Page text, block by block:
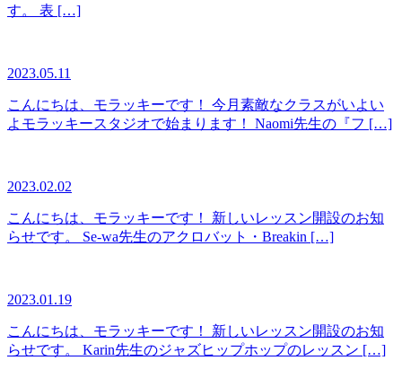
す。 表 […]
2023.05.11
こんにちは、モラッキーです！ 今月素敵なクラスがいよい
よモラッキースタジオで始まります！ Naomi先生の『フ […]
2023.02.02
こんにちは、モラッキーです！ 新しいレッスン開設のお知
らせです。 Se-wa先生のアクロバット・Breakin […]
2023.01.19
こんにちは、モラッキーです！ 新しいレッスン開設のお知
らせです。 Karin先生のジャズヒップホップのレッスン […]